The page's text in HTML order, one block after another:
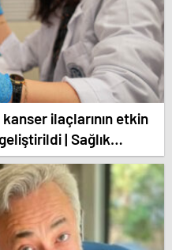
kanser ilaçlarının etkin
| Sağlık